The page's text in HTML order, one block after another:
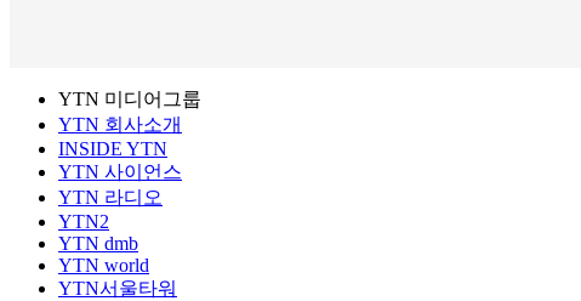
YTN 미디어그룹
YTN 회사소개
INSIDE YTN
YTN 사이언스
YTN 라디오
YTN2
YTN dmb
YTN world
YTN서울타워